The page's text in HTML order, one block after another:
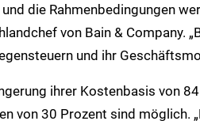
die Rahmenbedingungen
von Bain & Company.
und ihr
ihrer Kostenbasis von
von 30 Prozent sind möglich.